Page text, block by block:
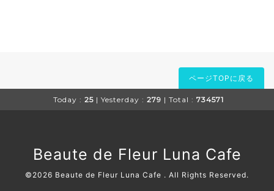
ページTOPに戻る
Today : 25 | Yesterday : 279 | Total : 734571
Beaute de Fleur Luna Cafe
©2026 Beaute de Fleur Luna Cafe . All Rights Reserved.